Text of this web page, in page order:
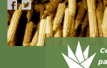
Pasar
contenido
principal